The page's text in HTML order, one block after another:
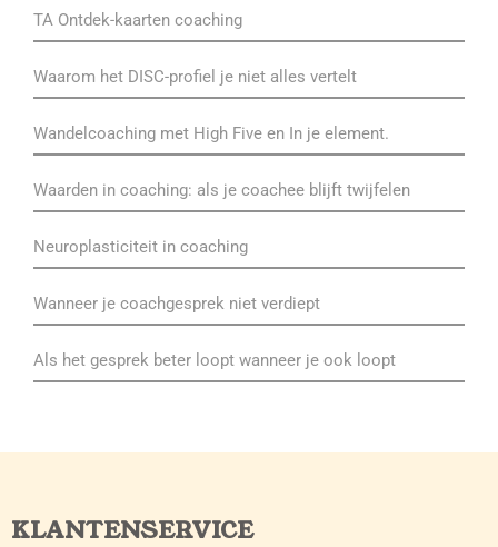
TA Ontdek-kaarten coaching
Waarom het DISC-profiel je niet alles vertelt
Wandelcoaching met High Five en In je element.
Waarden in coaching: als je coachee blijft twijfelen
Neuroplasticiteit in coaching
Wanneer je coachgesprek niet verdiept
Als het gesprek beter loopt wanneer je ook loopt
KLANTENSERVICE